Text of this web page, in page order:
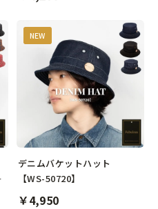
NEW
デニムバケットハット
【WS-50720】
￥4,950